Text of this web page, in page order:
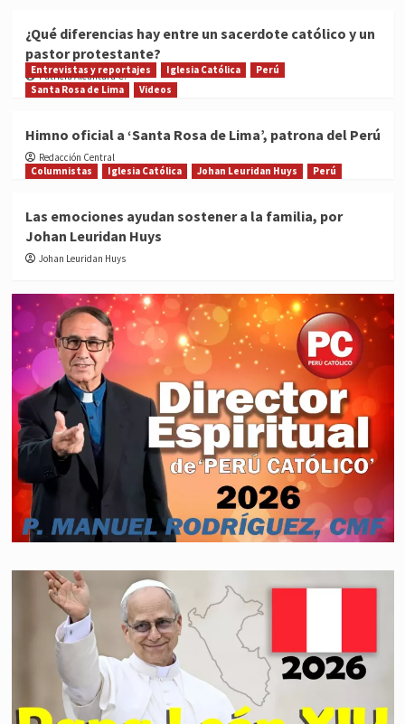
¿Qué diferencias hay entre un sacerdote católico y un
pastor protestante?
Patricia Alcántara C.
Entrevistas y reportajes Iglesia Católica
Perú
Santa Rosa de Lima
Videos
Himno oficial a ‘Santa Rosa de Lima’, patrona del Perú
Redacción Central
Columnistas
Iglesia Católica Johan Leuridan Huys Perú
Las emociones ayudan sostener a la familia, por
Johan Leuridan Huys
Johan Leuridan Huys